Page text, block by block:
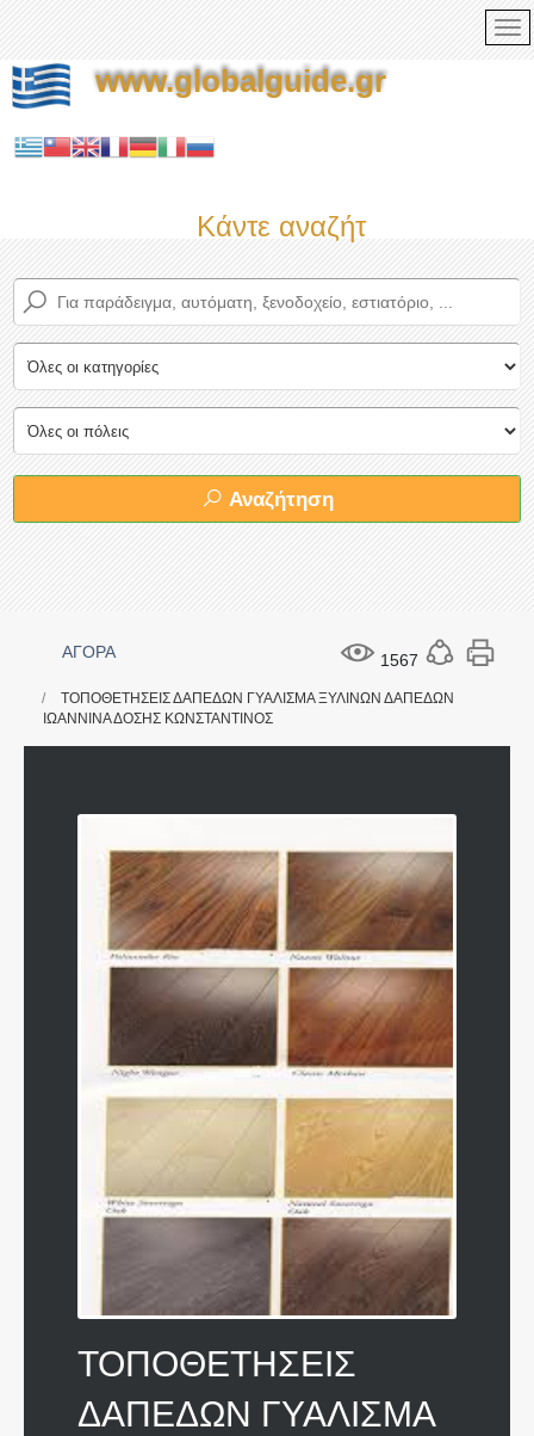
www.globalguide.gr
Κάντε αναζήτηση τώρα
Αναζήτηση
1567
ΑΓΟΡΑ
ΤΟΠΟΘΕΤΗΣΕΙΣ ΔΑΠΕΔΩΝ ΓΥΑΛΙΣΜΑ ΞΥΛΙΝΩΝ ΔΑΠΕΔΩΝ
ΙΩΑΝΝΙΝΑ ΔΟΣΗΣ ΚΩΝΣΤΑΝΤΙΝΟΣ
ΤΟΠΟΘΕΤΗΣΕΙΣ
ΔΑΠΕΔΩΝ ΓΥΑΛΙΣΜΑ